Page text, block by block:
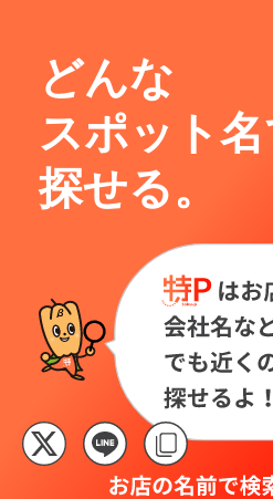
どんな
スポット名
探せる。